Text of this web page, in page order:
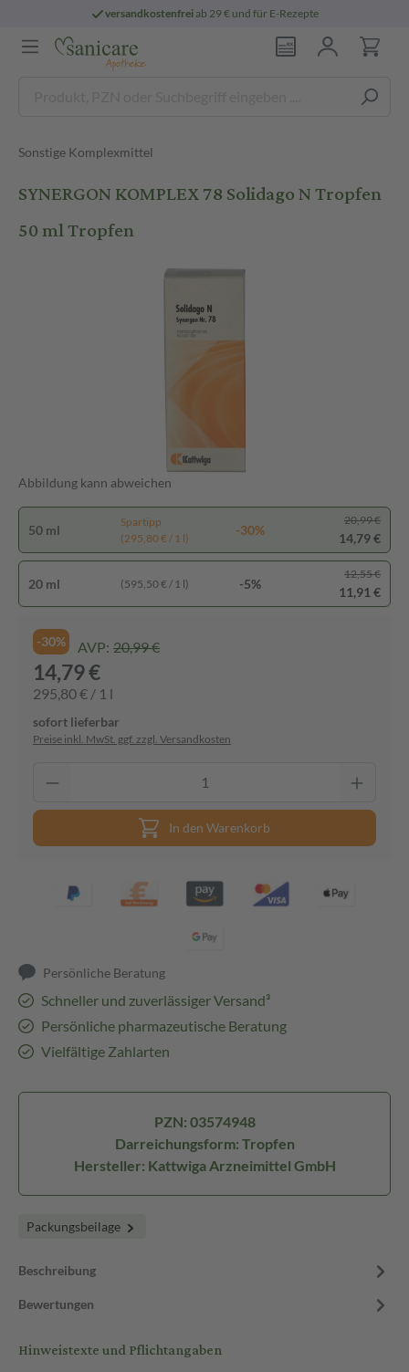
versandkostenfreiab 29 € und für E-Rezepte
Sonstige Komplexmittel
SYNERGON KOMPLEX 78 Solidago N Tropfen
50 ml Tropfen
Abbildung kann abweichen
50 ml
Spartipp
(295,80 € / 1 l)
-30%
20,99 €
14,79 €
20 ml (595,50 € / 1 l) -5%
12,55 €
11,91 €
-30% AVP: 20,99 €
14,79 €
295,80 € / 1 l
sofort lieferbar
Preise inkl. MwSt. ggf. zzgl. Versandkosten
In den Warenkorb
Persönliche Beratung
Schneller und zuverlässiger Versand³
Persönliche pharmazeutische Beratung
Vielfältige Zahlarten
PZN: 03574948
Darreichungsform: Tropfen
Hersteller: Kattwiga Arzneimittel GmbH
Packungsbeilage
Beschreibung
Bewertungen
Hinweistexte und Pflichtangaben